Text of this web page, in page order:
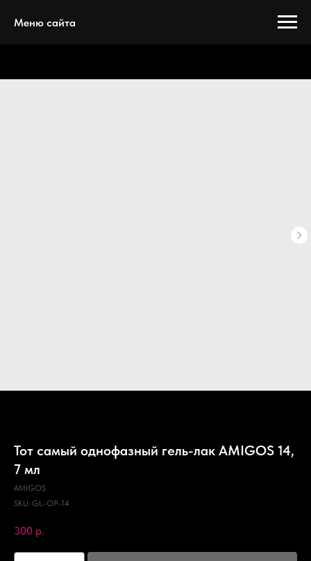
Меню сайта
Тот самый однофазный гель-лак AMIGOS 14,
7 мл
AMIGOS
SKU: GL-OP-14
300 р.